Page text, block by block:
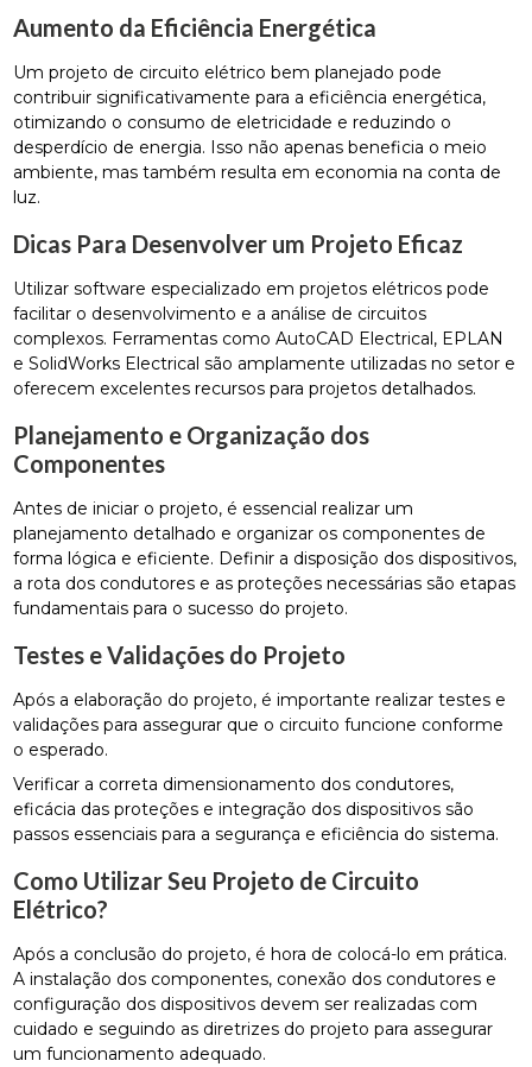
Aumento da Eficiência Energética
Um projeto de circuito elétrico bem planejado pode
contribuir significativamente para a eficiência energética,
otimizando o consumo de eletricidade e reduzindo o
desperdício de energia. Isso não apenas beneficia o meio
ambiente, mas também resulta em economia na conta de
luz.
Dicas Para Desenvolver um Projeto Eficaz
Utilizar software especializado em projetos elétricos pode
facilitar o desenvolvimento e a análise de circuitos
complexos. Ferramentas como AutoCAD Electrical, EPLAN
e SolidWorks Electrical são amplamente utilizadas no setor e
oferecem excelentes recursos para projetos detalhados.
Planejamento e Organização dos
Componentes
Antes de iniciar o projeto, é essencial realizar um
planejamento detalhado e organizar os componentes de
forma lógica e eficiente. Definir a disposição dos dispositivos,
a rota dos condutores e as proteções necessárias são etapas
fundamentais para o sucesso do projeto.
Testes e Validações do Projeto
Após a elaboração do projeto, é importante realizar testes e
validações para assegurar que o circuito funcione conforme
o esperado.
Verificar a correta dimensionamento dos condutores,
eficácia das proteções e integração dos dispositivos são
passos essenciais para a segurança e eficiência do sistema.
Como Utilizar Seu Projeto de Circuito
Elétrico?
Após a conclusão do projeto, é hora de colocá-lo em prática.
A instalação dos componentes, conexão dos condutores e
configuração dos dispositivos devem ser realizadas com
cuidado e seguindo as diretrizes do projeto para assegurar
um funcionamento adequado.